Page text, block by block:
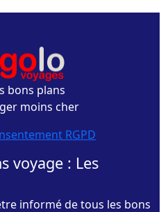
bons plans
moins cher
RGPD
voyage : Les
informé de tous les bons